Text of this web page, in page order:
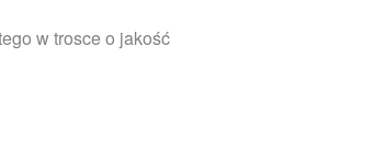
w trosce o jakość